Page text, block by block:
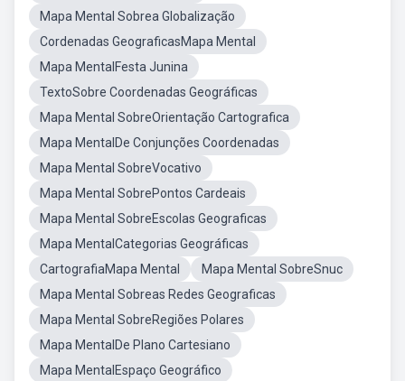
Mapa Mental Sobrea Globalização
Cordenadas GeograficasMapa Mental
Mapa MentalFesta Junina
TextoSobre Coordenadas Geográficas
Mapa Mental SobreOrientação Cartografica
Mapa MentalDe Conjunções Coordenadas
Mapa Mental SobreVocativo
Mapa Mental SobrePontos Cardeais
Mapa Mental SobreEscolas Geograficas
Mapa MentalCategorias Geográficas
CartografiaMapa Mental
Mapa Mental SobreSnuc
Mapa Mental Sobreas Redes Geograficas
Mapa Mental SobreRegiões Polares
Mapa MentalDe Plano Cartesiano
Mapa MentalEspaço Geográfico